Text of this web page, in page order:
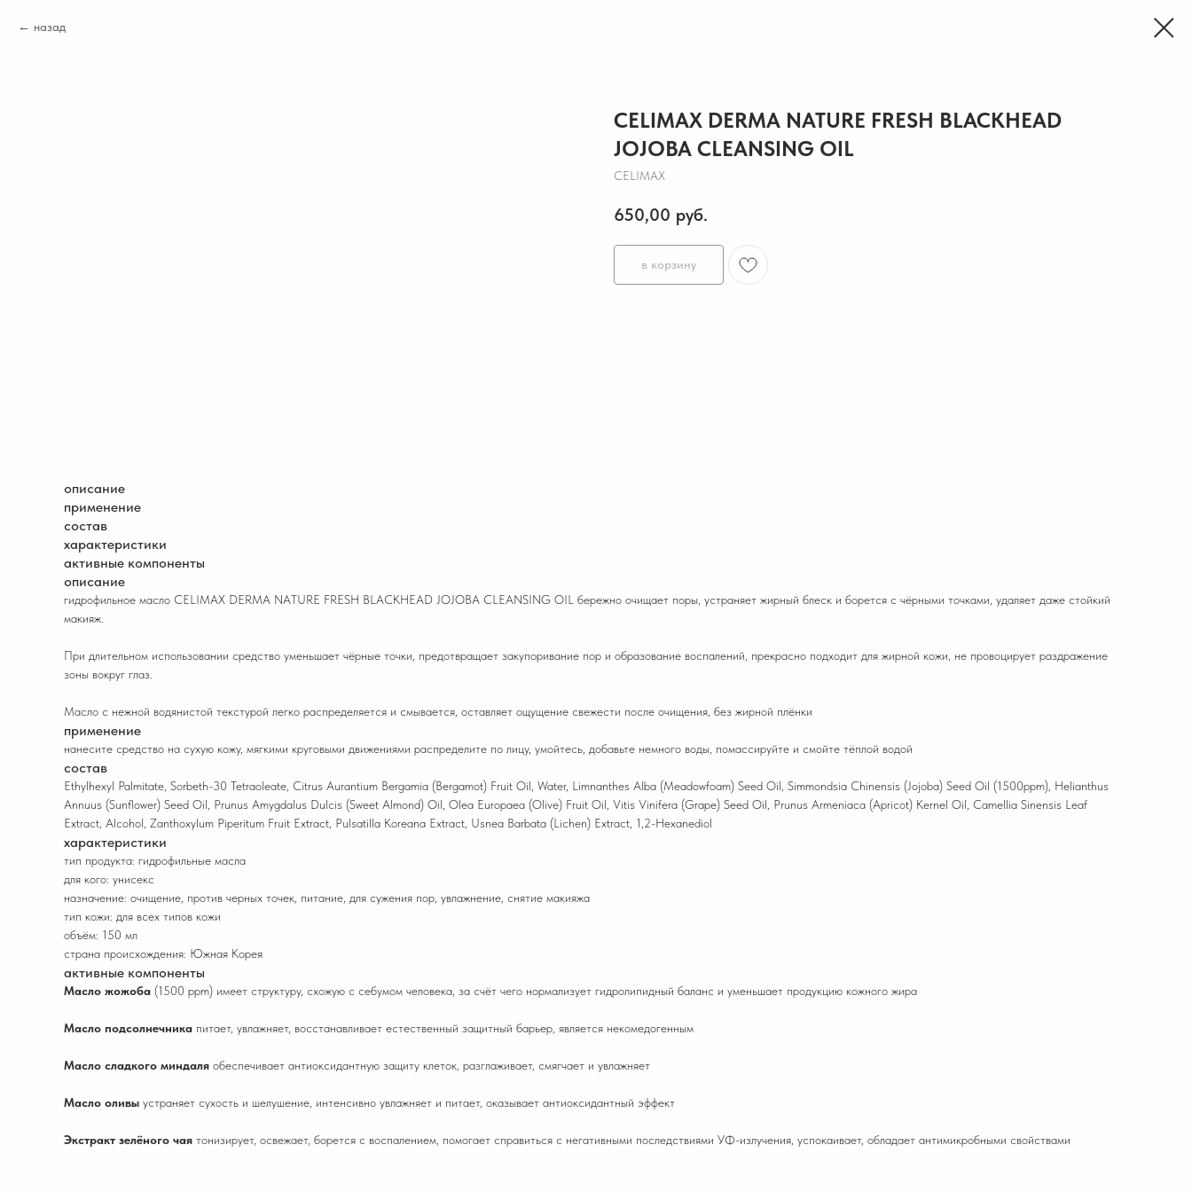
назад
CELIMAX DERMA NATURE FRESH BLACKHEAD
JOJOBA CLEANSING OIL
CELIMAX
650,00 руб.
в корзину
описание
применение
состав
характеристики
активные компоненты
описание
гидрофильное масло CELIMAX DERMA NATURE FRESH BLACKHEAD JOJOBA CLEANSING OIL бережно очищает поры, устраняет жирный блеск и борется с чёрными точками, удаляет даже стойкий
макияж.
При длительном использовании средство уменьшает чёрные точки, предотвращает закупоривание пор и образование воспалений, прекрасно подходит для жирной кожи, не провоцирует раздражение
зоны вокруг глаз.
Масло с нежной водянистой текстурой легко распределяется и смывается, оставляет ощущение свежести после очищения, без жирной плёнки
применение
нанесите средство на сухую кожу, мягкими круговыми движениями распределите по лицу, умойтесь, добавьте немного воды, помассируйте и смойте тёплой водой
состав
Ethylhexyl Palmitate, Sorbeth-30 Tetraoleate, Citrus Aurantium Bergamia (Bergamot) Fruit Oil, Water, Limnanthes Alba (Meadowfoam) Seed Oil, Simmondsia Chinensis (Jojoba) Seed Oil (1500ppm), Helianthus
Annuus (Sunflower) Seed Oil, Prunus Amygdalus Dulcis (Sweet Almond) Oil, Olea Europaea (Olive) Fruit Oil, Vitis Vinifera (Grape) Seed Oil, Prunus Armeniaca (Apricot) Kernel Oil, Camellia Sinensis Leaf
Extract, Alcohol, Zanthoxylum Piperitum Fruit Extract, Pulsatilla Koreana Extract, Usnea Barbata (Lichen) Extract, 1,2-Hexanediol
характеристики
тип продукта: гидрофильные масла
для кого: унисекс
назначение: очищение, против черных точек, питание, для сужения пор, увлажнение, снятие макияжа
тип кожи: для всех типов кожи
объём: 150 мл
страна происхождения: Южная Корея
активные компоненты
Масло жожоба (1500 ppm) имеет структуру, схожую с себумом человека, за счёт чего нормализует гидролипидный баланс и уменьшает продукцию кожного жира
Масло подсолнечника питает, увлажняет, восстанавливает естественный защитный барьер, является некомедогенным
Масло сладкого миндаля обеспечивает антиоксидантную защиту клеток, разглаживает, смягчает и увлажняет
Масло оливы устраняет сухость и шелушение, интенсивно увлажняет и питает, оказывает антиоксидантный эффект
Экстракт зелёного чая тонизирует, освежает, борется с воспалением, помогает справиться с негативными последствиями УФ-излучения, успокаивает, обладает антимикробными свойствами